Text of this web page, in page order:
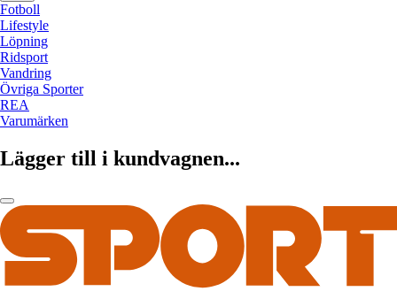
Fotboll
Lifestyle
Löpning
Ridsport
Vandring
Övriga Sporter
REA
Varumärken
Lägger till i kundvagnen...